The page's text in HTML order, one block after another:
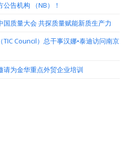
告机构 （NB）！
质量大会 共探质量赋能新质生产力
Council）总干事汉娜•泰迪访问南京
请为金华重点外贸企业培训